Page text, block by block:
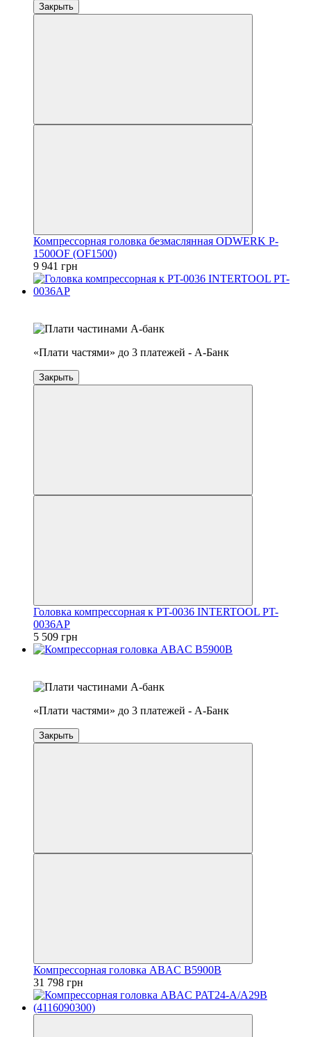
Закрыть
Компрессорная головка безмаслянная ODWERK P-
1500OF (OF1500)
9 941 грн
«Плати частями» до 3 платежей - А-Банк
Закрыть
Головка компрессорная к PT-0036 INTERTOOL PT-
0036AP
5 509 грн
«Плати частями» до 3 платежей - А-Банк
Закрыть
Компрессорная головка ABAC B5900B
31 798 грн